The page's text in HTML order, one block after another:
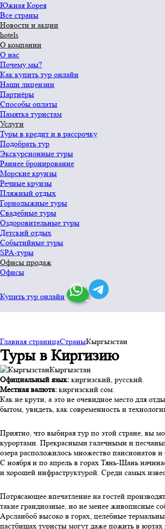
Южная Корея
Все страны
Новости и акции
hotels
О компании
О нас
Почему мы?
Как купить тур онлайн
Наши лицензии
Партнёры
Способы оплаты
Памятка туристам
Услуги
Туры в кредит и в рассрочку
Подобрать тур
Экскурсионные туры
Раннее бронирование
Морские круизы
Речные круизы
Пляжный отдых
Горнолыжные туры
Свадебные туры
Оздоровительные туры
Детский отдых
Событийные туры
SPA-туры
Офисы продаж
Офисы
Купить тур онлайн
Главная страницаСтраныКыргызcтан
Туры в Киргизию
Кыргызcтан
Официальный язык: киргизский, русский.
Местная валюта: киргизский сом.
Как не крути, а это не очевидное место для
бытом, увидеть, как современность и
Приятно, что выбирая тур по этой стране, вы
курортами. Прекрасными галечными и
озера расположилось множество пансионатов
С ноября и по апрель в горах Тянь-Шань
и хорошей инфраструктурой. Среди самых
Потрясающее впечатление на гостей
такие грандиозные, но не менее живописные
Арсланбоб высоко в горах, целебные
пастбищах туристы могут даже пожить в